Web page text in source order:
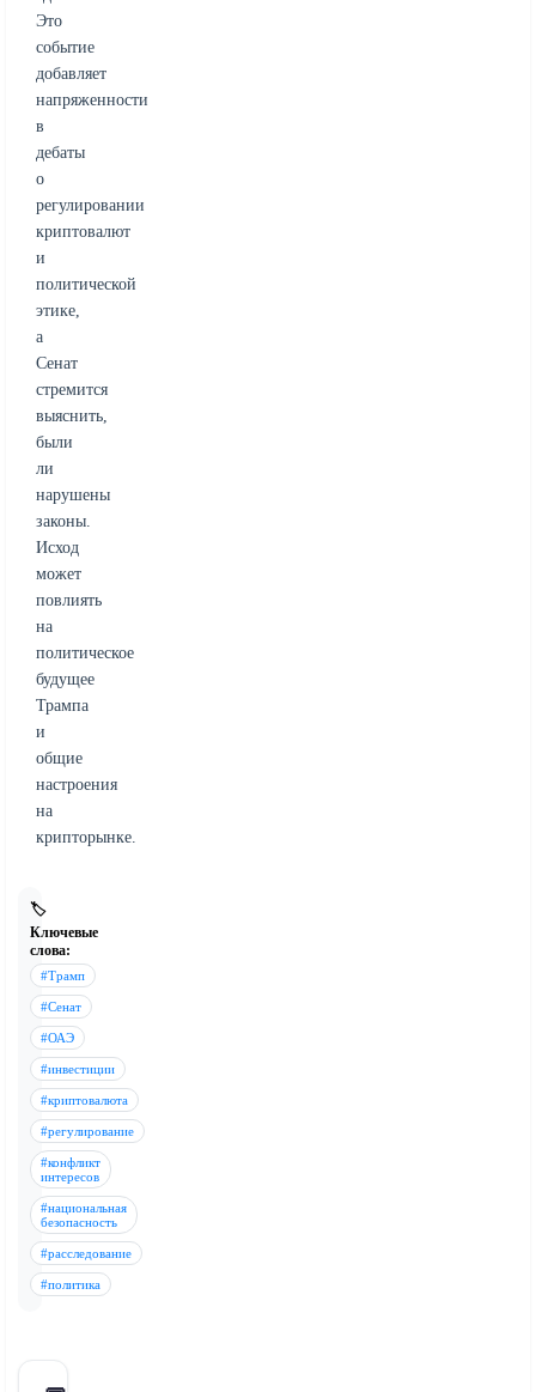
Это
событие
добавляет
напряженности
в
дебаты
о
регулировании
криптовалют
и
политической
этике,
а
Сенат
стремится
выяснить,
были
ли
нарушены
законы.
Исход
может
повлиять
на
политическое
будущее
Трампа
и
общие
настроения
на
крипторынке.
🏷️
Ключевые
слова:
#Трамп
#Сенат
#ОАЭ
#инвестиции
#криптовалюта
#регулирование
#конфликт
интересов
#национальная
безопасность
#расследование
#политика